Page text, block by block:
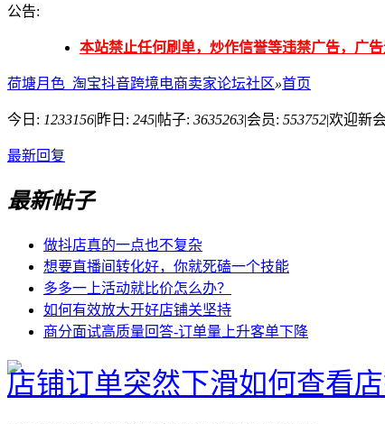
公告:
本站禁止任何刷单，炒作信誉等违禁广告，广
荷塘月色_淘宝抖音跨境电商卖家论坛社区»首页
今日: 1233156|昨日: 245|帖子: 3635263|会员: 553752|欢迎新
最新回复
最新帖子
做抖店真的一点也不复杂
想要直播间转化好，你就死磕一个技能
多多一上活动就比价怎么办？
如何有效放大开好店铺关坚持
商分面试高质量回答-订单量上升客单下降
店铺订单突然下滑如何查看